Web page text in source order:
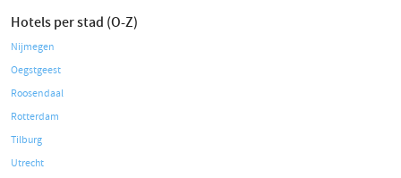
Hotels per stad (O-Z)
Nijmegen
Oegstgeest
Roosendaal
Rotterdam
Tilburg
Utrecht